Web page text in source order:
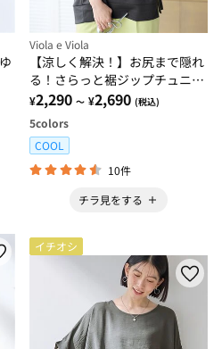
Viola e Viola
【涼しく解決！】お尻まで隠れ
る！さらっと裾ジップチュニッ
ク
¥2,290 ～ ¥2,690 (税込)
5colors
COOL
10件
チラ見をする
イチオシ